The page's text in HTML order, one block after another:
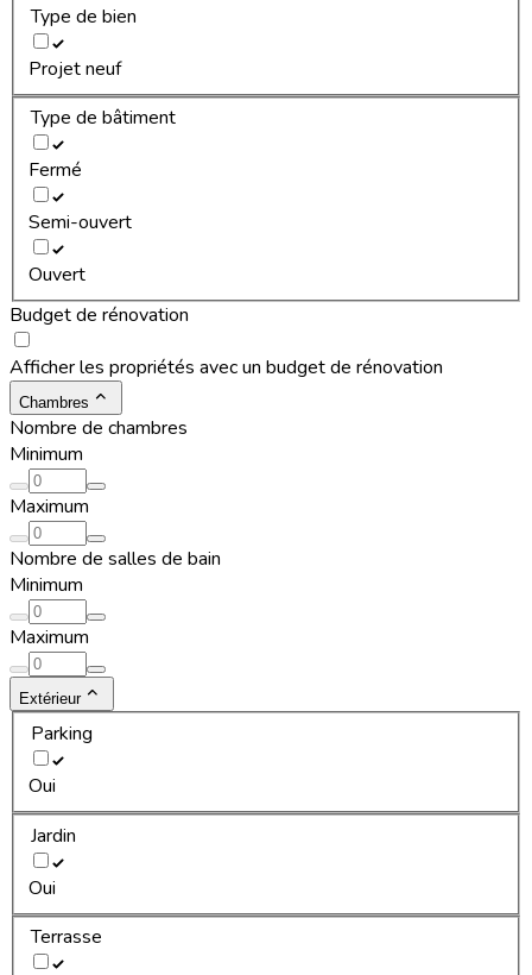
Type de bien
Projet neuf
Type de bâtiment
Fermé
Semi-ouvert
Ouvert
Budget de rénovation
Afficher les propriétés avec un budget de rénovation
Chambres
Nombre de chambres
Minimum
Maximum
Nombre de salles de bain
Minimum
Maximum
Extérieur
Parking
Oui
Jardin
Oui
Terrasse